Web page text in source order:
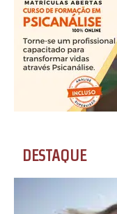
DESTAQUE